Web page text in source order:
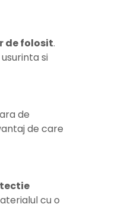
de folosit.
si
de
de care
cu o